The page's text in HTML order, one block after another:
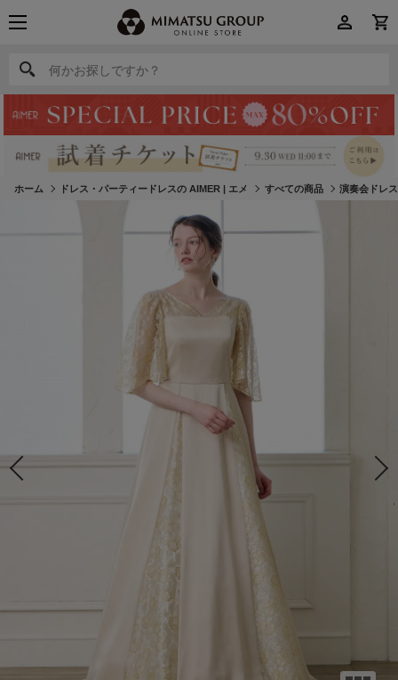
何かお探しですか？
何かお探しですか？
ホーム ドレス・パーティードレスの AIMER | エメ すべての商品 演奏会ドレス